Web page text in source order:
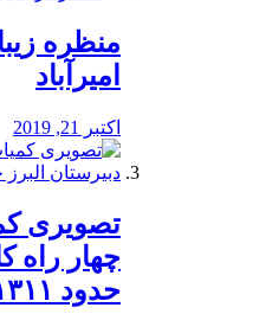
منظره‌‌
امیرآباد
اکتبر 21, 2019
️تصویری
چهار راه
حدود ۱۳۱۱ه ش